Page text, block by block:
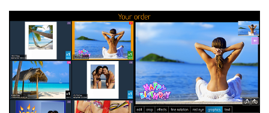
Fotogalerie
On-line rezervace
Kontakty